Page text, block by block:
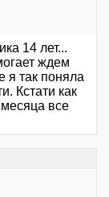
14 лет...
ждем
я так поняла
Кстати как
все